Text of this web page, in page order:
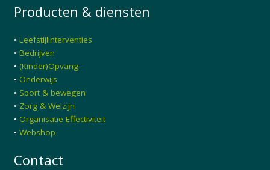
Producten & diensten
• Leefstijlinterventies
• Bedrijven
• (Kinder)Opvang
• Onderwijs
• Sport & bewegen
• Zorg & Welzijn
• Organisatie Effectiviteit
• Webshop
Contact